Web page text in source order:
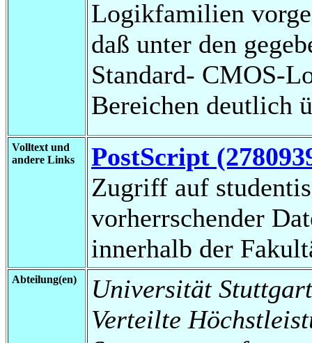
Logikfamilien
daß unter den
Standard- CMOS-
Bereichen deutlich
Volltext und
andere Links
PostScript
Zugriff auf
vorherrschender
innerhalb der
Abteilung(en)
Universität
Verteilte